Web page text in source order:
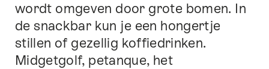
wordt omgeven door grote bomen. In
de snackbar kun je een hongertje
stillen of gezellig koffiedrinken.
Midgetgolf, petanque, het